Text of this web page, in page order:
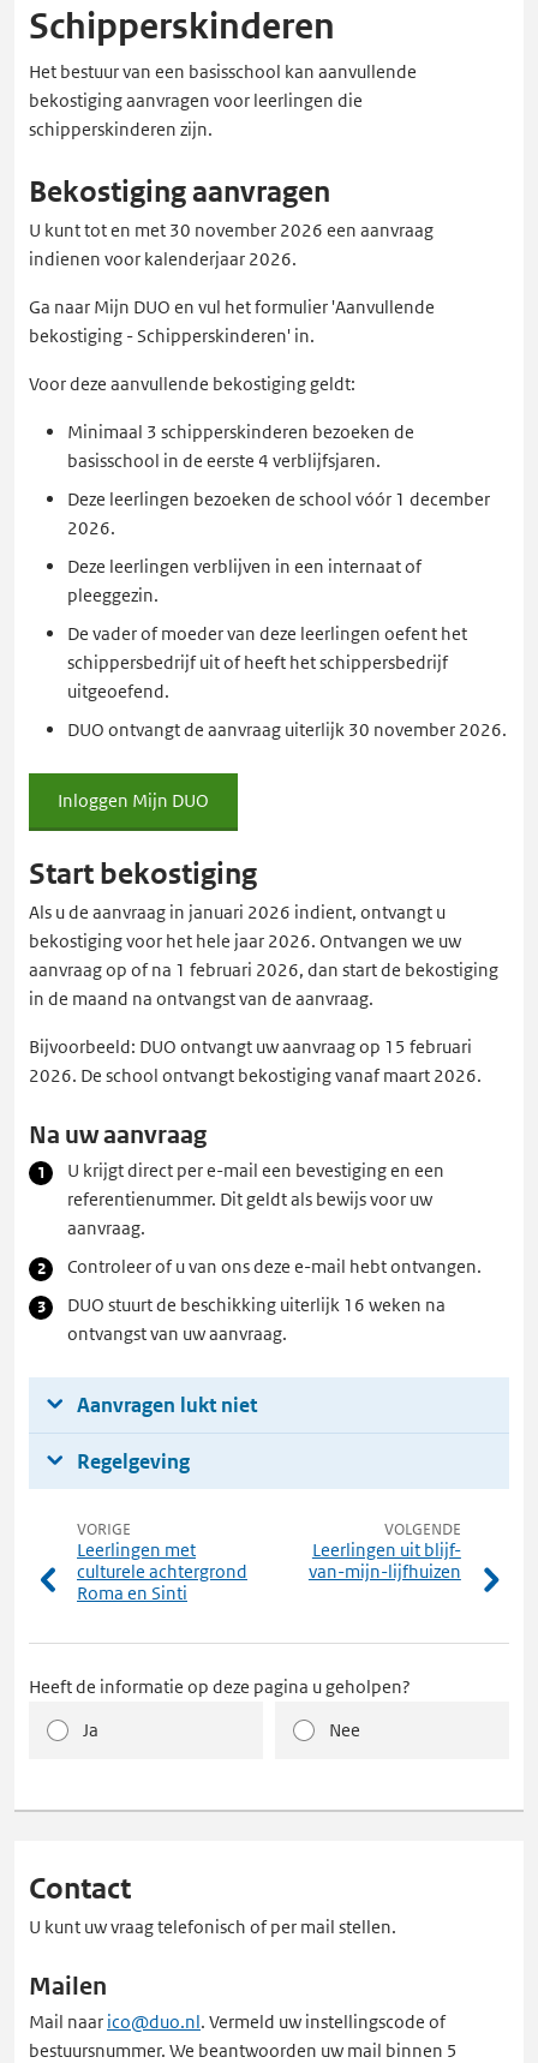
Schipperskinderen
Het bestuur van een basisschool kan aanvullende
bekostiging aanvragen voor leerlingen die
schipperskinderen zijn.
Bekostiging aanvragen
U kunt tot en met 30 november 2026 een aanvraag
indienen voor kalenderjaar 2026.
Ga naar Mijn DUO en vul het formulier 'Aanvullende
bekostiging - Schipperskinderen' in.
Voor deze aanvullende bekostiging geldt:
Minimaal 3 schipperskinderen bezoeken de
basisschool in de eerste 4 verblijfsjaren.
Deze leerlingen bezoeken de school vóór 1 december
2026.
Deze leerlingen verblijven in een internaat of
pleeggezin.
De vader of moeder van deze leerlingen oefent het
schippersbedrijf uit of heeft het schippersbedrijf
uitgeoefend.
DUO ontvangt de aanvraag uiterlijk 30 november 2026.
Inloggen Mijn DUO
Inloggen
Mijn
Start bekostiging
Als u de aanvraag in januari 2026 indient, ontvangt u
bekostiging voor het hele jaar 2026. Ontvangen we uw
aanvraag op of na 1 februari 2026, dan start de bekostiging
in de maand na ontvangst van de aanvraag.
Bijvoorbeeld: DUO ontvangt uw aanvraag op 15 februari
2026. De school ontvangt bekostiging vanaf maart 2026.
Na uw aanvraag
U krijgt direct per e-mail een bevestiging en een
referentienummer. Dit geldt als bewijs voor uw
aanvraag.
Controleer of u van ons deze e-mail hebt ontvangen.
DUO stuurt de beschikking uiterlijk 16 weken na
ontvangst van uw aanvraag.
Aanvragen lukt niet
Regelgeving
VORIGE
Leerlingen met
culturele achtergrond
Roma en Sinti
VOLGENDE
Leerlingen uit blijf-
van-mijn-lijfhuizen
Heeft de informatie op deze pagina u geholpen?
Ja
Nee
Contact
U kunt uw vraag telefonisch of per mail stellen.
Mailen
Mail naar ico@duo.nl. Vermeld uw instellingscode of
bestuursnummer. We beantwoorden uw mail binnen 5